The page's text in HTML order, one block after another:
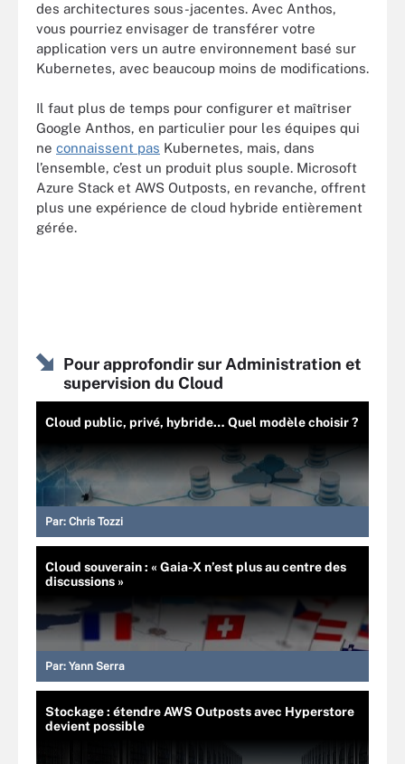
des architectures sous-jacentes. Avec Anthos,
vous pourriez envisager de transférer votre
application vers un autre environnement basé sur
Kubernetes, avec beaucoup moins de modifications.
Il faut plus de temps pour configurer et maîtriser
Google Anthos, en particulier pour les équipes qui
ne connaissent pas Kubernetes, mais, dans
l’ensemble, c’est un produit plus souple. Microsoft
Azure Stack et AWS Outposts, en revanche, offrent
plus une expérience de cloud hybride entièrement
gérée.
Pour approfondir sur Administration et
supervision du Cloud
Cloud public, privé, hybride… Quel modèle choisir ?
Par: Chris Tozzi
Cloud souverain : « Gaia-X n’est plus au centre des
discussions »
Par: Yann Serra
Stockage : étendre AWS Outposts avec Hyperstore
devient possible